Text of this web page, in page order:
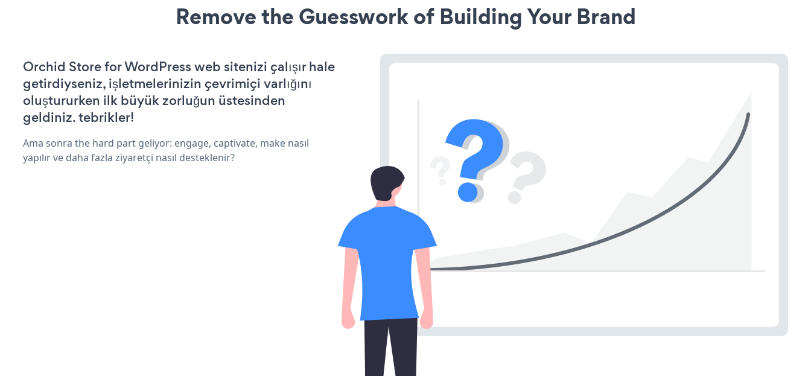
Remove the Guesswork of Building Your Brand
Orchid Store for WordPress web sitenizi çalışır hale
getirdiyseniz, işletmelerinizin çevrimiçi varlığını
oluştururken ilk büyük zorluğun üstesinden
geldiniz. tebrikler!
Ama sonra the hard part geliyor: engage, captivate, make nasıl
yapılır ve daha fazla ziyaretçi nasıl desteklenir?